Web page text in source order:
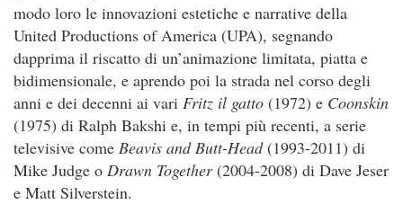
modo loro le innovazioni estetiche e narrative della
United Productions of America (UPA), segnando
dapprima il riscatto di un’animazione limitata, piatta e
bidimensionale, e aprendo poi la strada nel corso degli
anni e dei decenni ai vari Fritz il gatto (1972) e Coonskin
(1975) di Ralph Bakshi e, in tempi più recenti, a serie
televisive come Beavis and Butt-Head(1993-2011) di
Mike Judge o Drawn Together (2004-2008) di Dave Jeser
e Matt Silverstein.